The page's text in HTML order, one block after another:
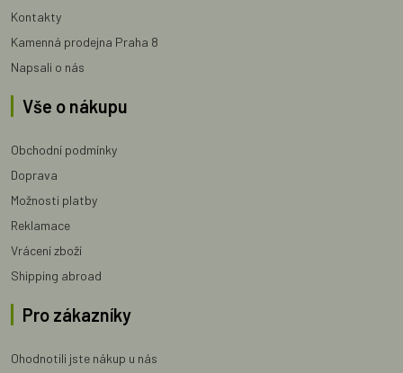
Kontakty
Kamenná prodejna Praha 8
Napsali o nás
Vše o nákupu
Obchodní podmínky
Doprava
Možnosti platby
Reklamace
Vrácení zboží
Shipping abroad
Pro zákazníky
Ohodnotili jste nákup u nás